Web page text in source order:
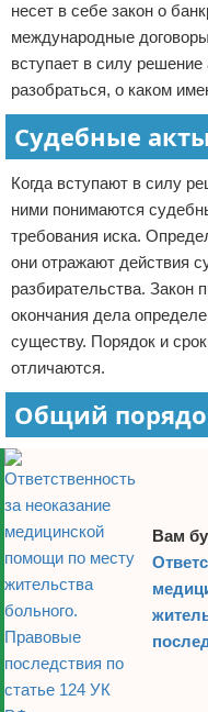
несет в себе закон о
международные
вступает в силу решение
разобраться, о каком
Судебные акты
Когда вступают в силу
ними понимаются
требования иска.
они отражают действия
разбирательства. Закон
окончания дела
существу. Порядок и
отличаются.
Общий
Вам